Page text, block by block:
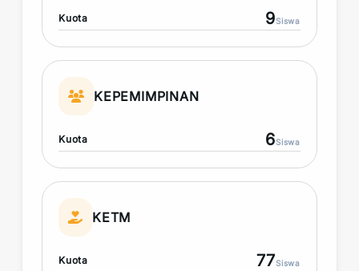
Kuota 9Siswa
KEPEMIMPINAN
Kuota 6Siswa
KETM
Kuota 77Siswa